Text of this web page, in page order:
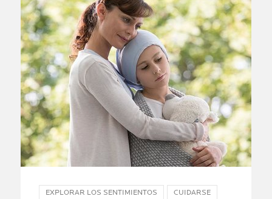
EXPLORAR LOS SENTIMIENTOS CUIDARSE